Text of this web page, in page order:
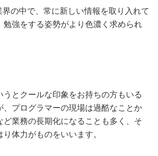
界の中で、常に新しい情報を取り入れて
勉強をする姿勢がより色濃く求められ
うとクールな印象をお持ちの方もいる
、プログラマーの現場は過酷なことか
ど業務の長期化になることも多く、そ
体力がものをいいます。